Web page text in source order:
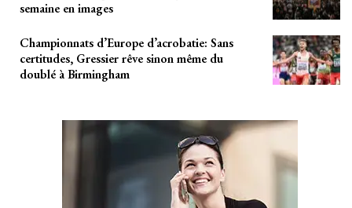
semaine en images
Championnats d’Europe d’acrobatie: Sans
certitudes, Gressier rêve sinon même du
doublé à Birmingham